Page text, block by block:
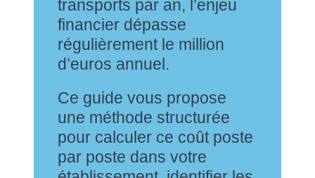
transports par an, l’enjeu
financier dépasse
régulièrement le million
d’euros annuel.
Ce guide vous propose
une méthode structurée
pour calculer ce coût poste
par poste dans votre